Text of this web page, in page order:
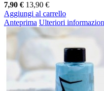
7,90 € 13,90 €
Aggiungi al carrello
Anteprima Ulteriori